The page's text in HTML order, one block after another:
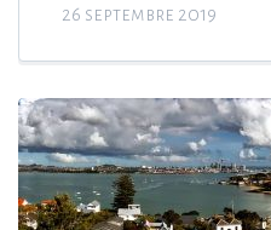
26 septembre 2019